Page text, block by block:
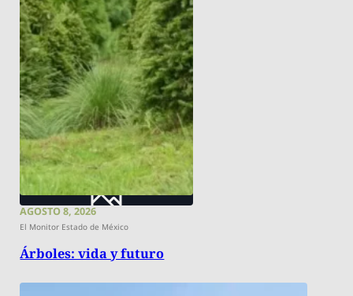
AGOSTO 8, 2026
El Monitor Estado de México
Árboles: vida y futuro